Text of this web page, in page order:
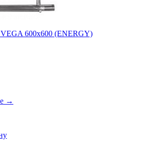
600x600 (ENERGY)
→